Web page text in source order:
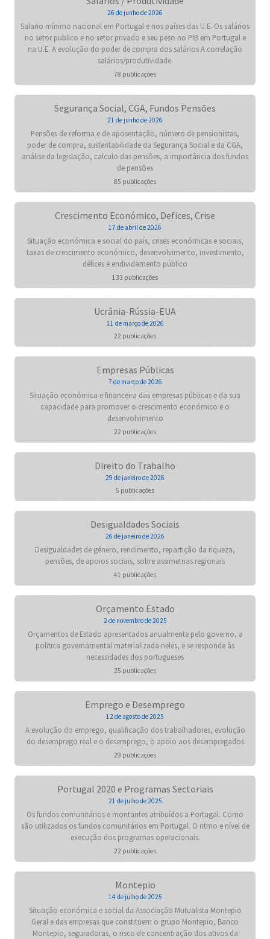
26 de junho de 2026
Salario mínimo nacional em Portugal e nos países das U.E. Os salários
no setor publico e no setor privado e seu peso no PIB em Portugal e
na U.E. A evolução do poder de compra dos salários A correlação
salários/produtividade.
78 publicações
Segurança Social, CGA, Fundos Pensões
21 de junho de 2026
Pensões de reforma e de aposentação, número de pensionistas,
poder de compra, sustentabilidade da Segurança Social e da CGA,
análise da legislação, calculo das pensões, a importância dos fundos
de pensões
85 publicações
Crescimento Económico, Defices, Crise
17 de abril de 2026
Situação económica e social do país, crises económicas e sociais,
taxas de crescimento económico, desenvolvimento, investimento,
défices e endividamento público
133 publicações
Ucrânia-Rússia-EUA
11 de março de 2026
22 publicações
Empresas Públicas
7 de março de 2026
Situação económica e financeira das empresas públicas e da sua
capacidade para promover o crescimento económico e o
desenvolvimento
22 publicações
Direito do Trabalho
29 de janeiro de 2026
5 publicações
Desigualdades Sociais
26 de janeiro de 2026
Desigualdades de género, rendimento, repartição da riqueza,
pensões, de apoios sociais, sobre assimetrias regionais
41 publicações
Orçamento Estado
2 de novembro de 2025
Orçamentos de Estado apresentados anualmente pelo governo, a
politica governamental materializada neles, e se responde às
necessidades dos portugueses
25 publicações
Emprego e Desemprego
12 de agosto de 2025
A evolução do emprego, qualificação dos trabalhadores, evolução
do desemprego real e o desemprego, o apoio aos desempregados
29 publicações
Portugal 2020 e Programas Sectoriais
21 de julho de 2025
Os fundos comunitários e montantes atribuídos a Portugal. Como
são utilizados os fundos comunitários em Portugal. O ritmo e nível de
execução dos programas operacionais.
22 publicações
Montepio
14 de julho de 2025
Situação económica e social da Associação Mutualista Montepio
Geral e das empresas que constituem o grupo Montepio, Banco
Montepio, seguradoras, o risco de concentração dos ativos da